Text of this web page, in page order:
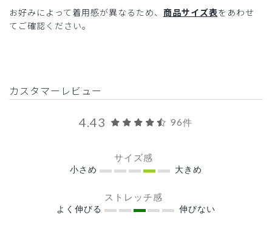
お好みによって着用感が異なるため、 商品サイズ表をあわせ
てご確認ください。
カスタマーレビュー
4.43 96件
サイズ感
小さめ 大きめ
ストレッチ感
よく伸びる 伸びない